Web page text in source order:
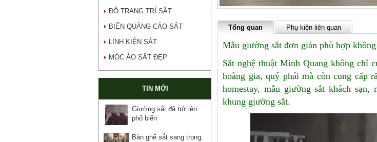
ĐỒ TRANG TRÍ SẮT
BIỂN QUẢNG CÁO SẮT
LINH KIỆN SẮT
MÓC ÁO SẮT ĐẸP
TIN MỚI
Giường sắt đã trở lên
phổ biến
Bàn ghế sắt sang trọng,
Tổng quan Phụ kiện liên quan
Mẫu giường sắt đơn giản phù hợp
Sắt nghệ thuật Minh Quang không chỉ
hoàng gia, quý phái mà còn cung cấp
homestay, mẫu giường sắt khách
khung giường sắt.